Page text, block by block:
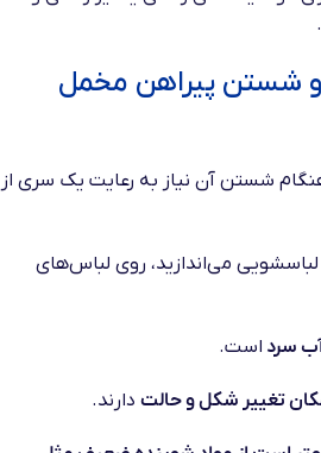
.
شستن پیراهن مخمل
شستن آن نیاز به رعایت یک سری از
لباسشویی می‌اندازید، روی لباس‌های
سرد است.
تغییر شکل و حالت دارند.